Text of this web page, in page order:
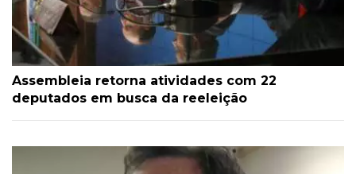
Assembleia retorna atividades com 22
deputados em busca da reeleição